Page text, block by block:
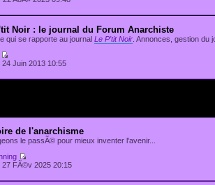
Noir : le journal du Forum Anarchiste
qui se rapporte au journal Le P'tit Noir . Annonces, gestion du
24 Juin 2013 10:55
de l'anarchisme
le passÃ© pour mieux inventer l'avenir...
27 FÃ©v 2025 20:15